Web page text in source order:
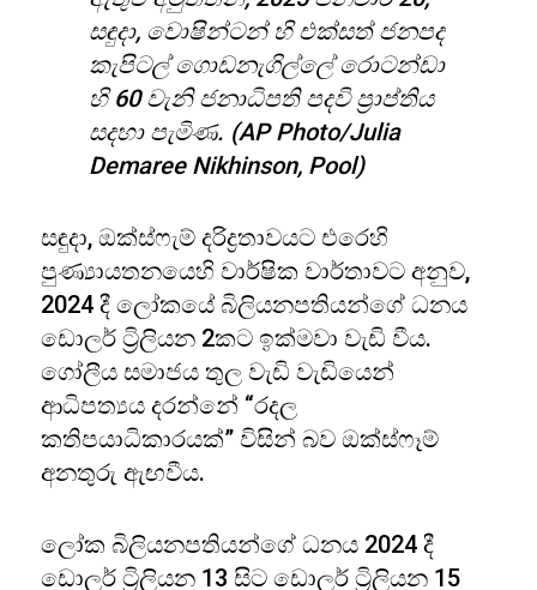
සඳුදා, වොෂින්ටන් හි එක්සත් ජනපද
කැපිටල් ගොඩනැගිල්ලේ රොටන්ඩා
හි 60 වැනි ජනාධිපති පදවි ප්‍රාප්තිය
සදහා පැමිණ. (AP Photo/Julia
Demaree Nikhinson, Pool)
සඳුදා, ඔක්ස්ෆැම් දරිද්‍රතාවයට එරෙහි
පුණ්‍යායතනයෙහි වාර්ෂික වාර්තාවට අනුව,
2024 දී ලෝකයේ බිලියනපතියන්ගේ ධනය
ඩොලර් ට්‍රිලියන 2කට ඉක්මවා වැඩි වීය.
ගෝලීය සමාජය තුල වැඩි වැඩියෙන්
ආධිපත්‍යය දරන්නේ “රදල
කතිපයාධිකාරයක්” විසින් බව ඔක්ස්ෆෑම්
අනතුරු ඇඟවීය.
ලෝක බිලියනපතියන්ගේ ධනය 2024 දී
ඩොලර් ට්‍රිලියන 13 සිට ඩොලර් ට්‍රිලියන 15